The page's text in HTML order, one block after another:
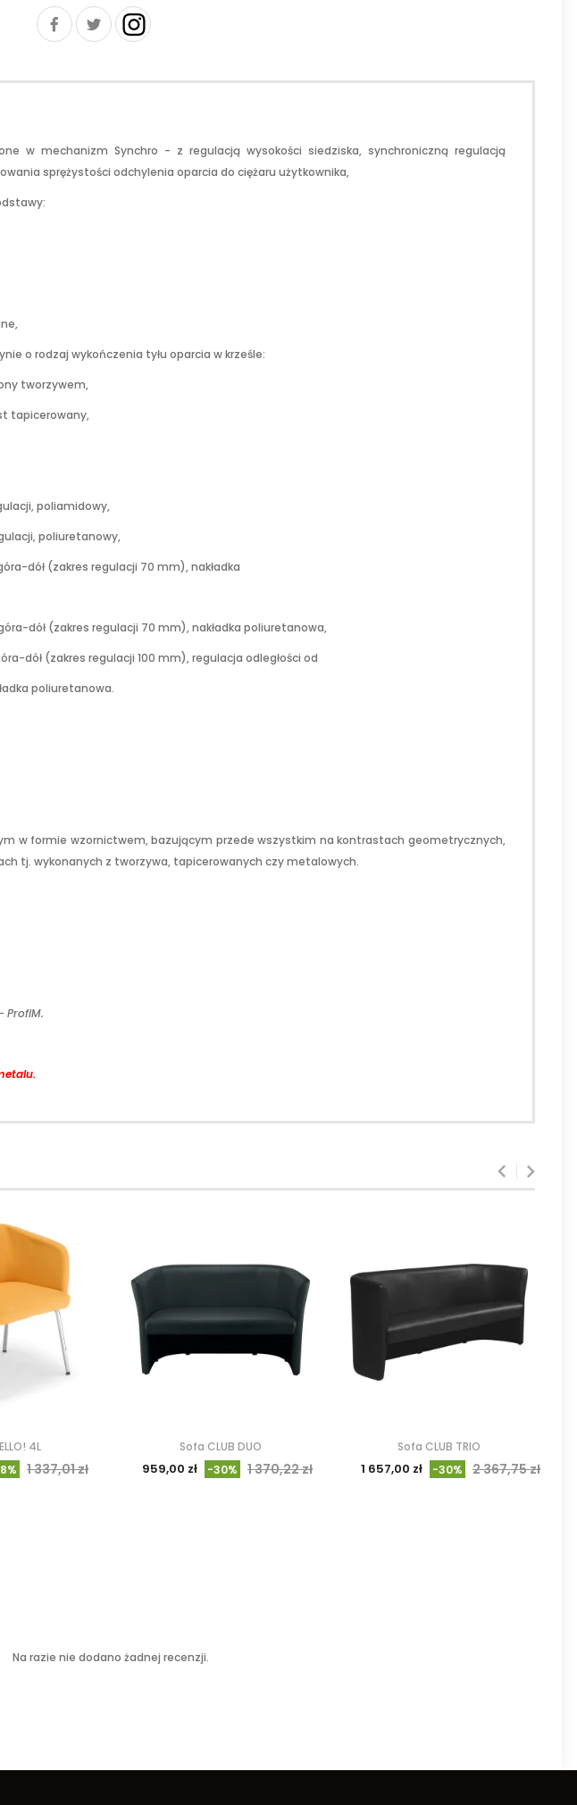
w mechanizm Synchro - z regulacją wysokości siedziska, synchroniczną regulacją
sprężystości odchylenia oparcia do ciężaru użytkownika,
o rodzaj wykończenia tyłu oparcia w krześle:
tworzywem,
tapicerowany,
poliamidowy,
poliuretanowy,
dół (zakres regulacji 70 mm), nakładka
dół (zakres regulacji 70 mm), nakładka poliuretanowa,
dół (zakres regulacji 100 mm), regulacja odległości od
poliuretanowa.
w formie wzornictwem, bazującym przede wszystkim na kontrastach geometrycznych,
tj. wykonanych z tworzywa, tapicerowanych czy metalowych.
ProfiM.
4L
1 337,01 zł
Sofa CLUB DUO
959,00 zł -30% 1 370,22 zł
Sofa CLUB TRIO
1 657,00 zł -30% 2 367,75 zł
Na razie nie dodano żadnej recenzji.